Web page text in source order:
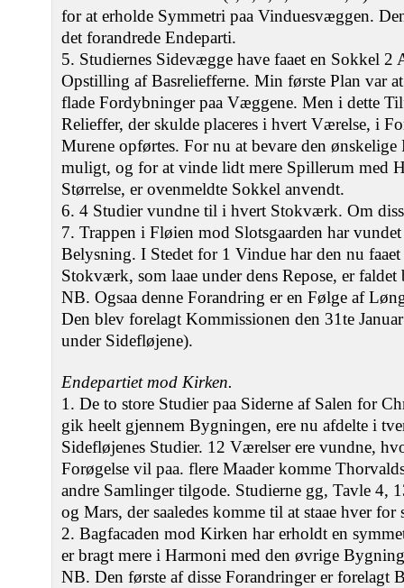
for at erholde Symmetri paa Vinduesvæggen.
det forandrede Endeparti.
5. Studiernes Sidevægge have faaet en Sokkel
Opstilling af Basreliefferne. Min første Plan var
flade Fordybninger paa Væggene. Men i dette
Relieffer, der skulde placeres i hvert Værelse, i
Murene opførtes. For nu at bevare den
muligt, og for at vinde lidt mere Spillerum med
Størrelse, er ovenmeldte Sokkel anvendt.
6. 4 Studier vundne til i hvert Stokværk. Om
7. Trappen i Fløien mod Slotsgaarden har
Belysning. I Stedet for 1 Vindue har den nu
Stokværk, som laae under dens Repose, er faldet
NB. Ogsaa denne Forandring er en Følge af
Den blev forelagt Kommissionen den 31te
under Sidefløjene).
Endepartiet mod Kirken.
1. De to store Studier paa Siderne af Salen for
gik heelt gjennem Bygningen, ere nu afdelte i
Sidefløjenes Studier. 12 Værelser ere vundne,
Forøgelse vil paa. flere Maader komme
andre Samlinger tilgode. Studierne gg, Tavle 4,
og Mars, der saaledes komme til at staae hver for
2. Bagfacaden mod Kirken har erholdt en
er bragt mere i Harmoni med den øvrige
NB. Den første af disse Forandringer er forelagt